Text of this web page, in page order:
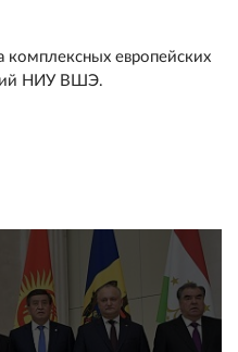
комплексных европейских
НИУ ВШЭ.